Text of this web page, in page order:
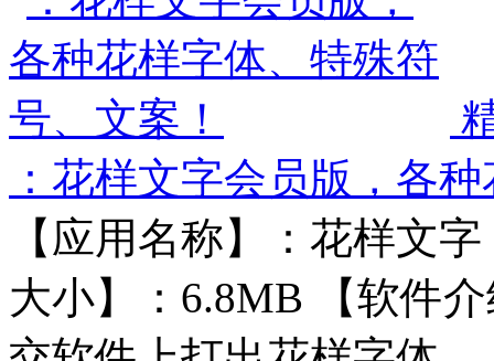
：花样文字会员版，各
【应用名称】：花样文
大小】：6.8MB 【软件